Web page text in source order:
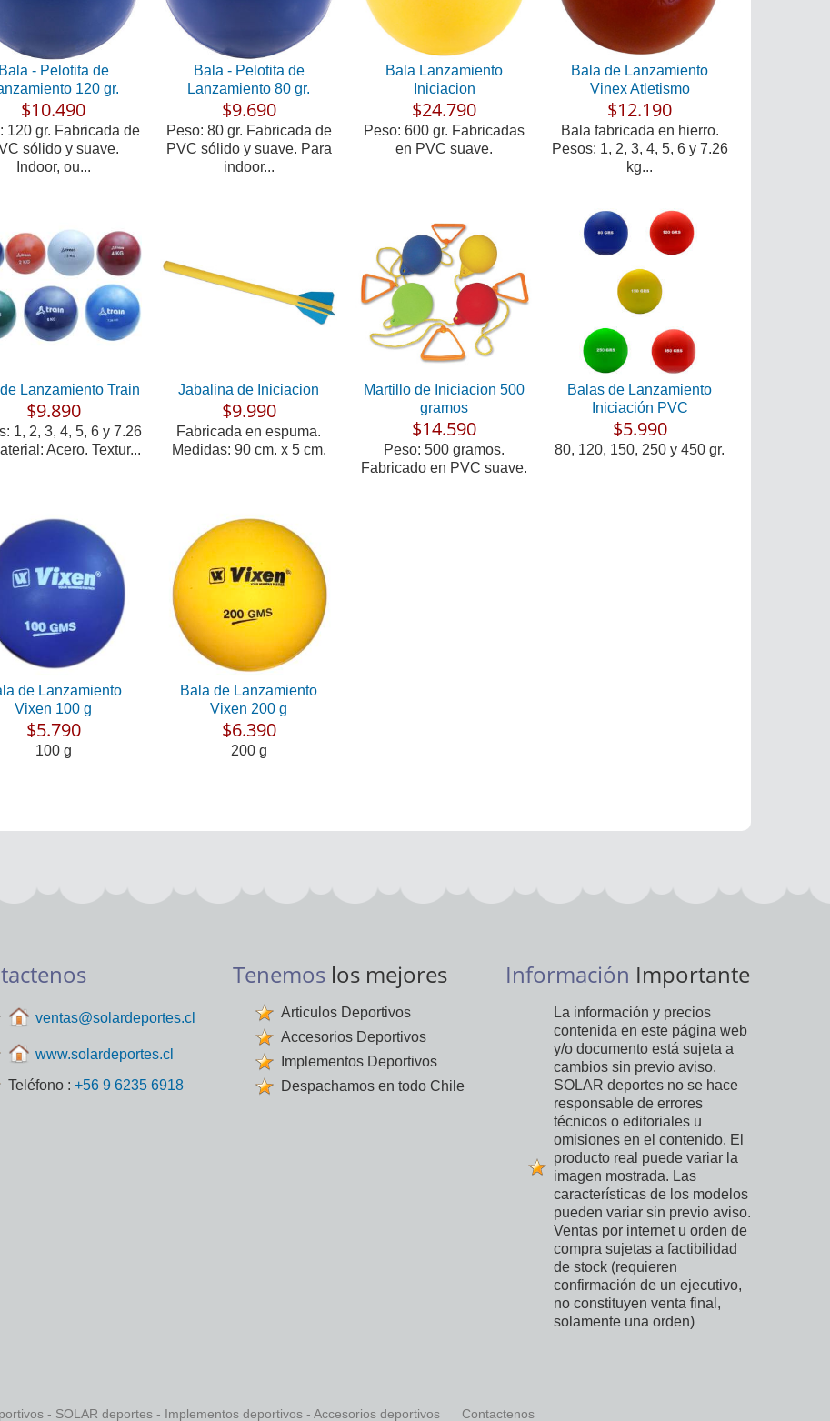
Bala - Pelotita de
120 gr.
$10.490
120 gr. Fabricada de
sólido y suave.
Indoor, ou...
Bala - Pelotita de
Lanzamiento 80 gr.
$9.690
Peso: 80 gr. Fabricada de
PVC sólido y suave. Para
indoor...
Bala Lanzamiento
Iniciacion
$24.790
Peso: 600 gr. Fabricadas
en PVC suave.
Bala de Lanzamiento
Vinex Atletismo
$12.190
Bala fabricada en hierro.
Pesos: 1, 2, 3, 4, 5, 6 y 7.26
kg...
Lanzamiento Train
$9.890
1, 2, 3, 4, 5, 6 y 7.26
Acero. Textur...
Jabalina de Iniciacion
$9.990
Fabricada en espuma.
Medidas: 90 cm. x 5 cm.
Martillo de Iniciacion 500
gramos
$14.590
Peso: 500 gramos.
Fabricado en PVC suave.
Balas de Lanzamiento
Iniciación PVC
$5.990
80, 120, 150, 250 y 450 gr.
de Lanzamiento
Vixen 100 g
$5.790
100 g
Bala de Lanzamiento
Vixen 200 g
$6.390
200 g
ventas@solardeportes.cl
www.solardeportes.cl
Teléfono : +56 9 6235 6918
Tenemos los mejores
Articulos Deportivos
Accesorios Deportivos
Implementos Deportivos
Despachamos en todo Chile
Información Importante
La información y precios
contenida en este página web
y/o documento está sujeta a
cambios sin previo aviso.
SOLAR deportes no se hace
responsable de errores
técnicos o editoriales u
omisiones en el contenido. El
producto real puede variar la
imagen mostrada. Las
características de los modelos
pueden variar sin previo aviso.
Ventas por internet u orden de
compra sujetas a factibilidad
de stock (requieren
confirmación de un ejecutivo,
no constituyen venta final,
solamente una orden)
- SOLAR deportes - Implementos deportivos - Accesorios deportivos Contactenos